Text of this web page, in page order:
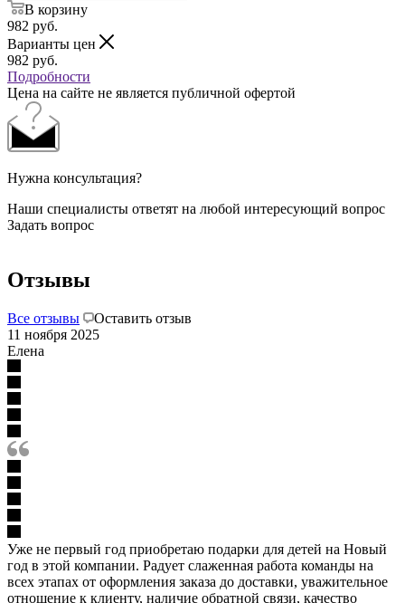
В корзину
982 руб.
Варианты цен
982 руб.
Подробности
Цена на сайте не является публичной офертой
Нужна консультация?
Наши специалисты ответят на любой интересующий вопрос
Задать вопрос
Отзывы
Все отзывы
Оставить отзыв
11 ноября 2025
Елена
Уже не первый год приобретаю подарки для детей на Новый
год в этой компании. Радует слаженная работа команды на
всех этапах от оформления заказа до доставки, уважительное
отношение к клиенту, наличие обратной связи, качество